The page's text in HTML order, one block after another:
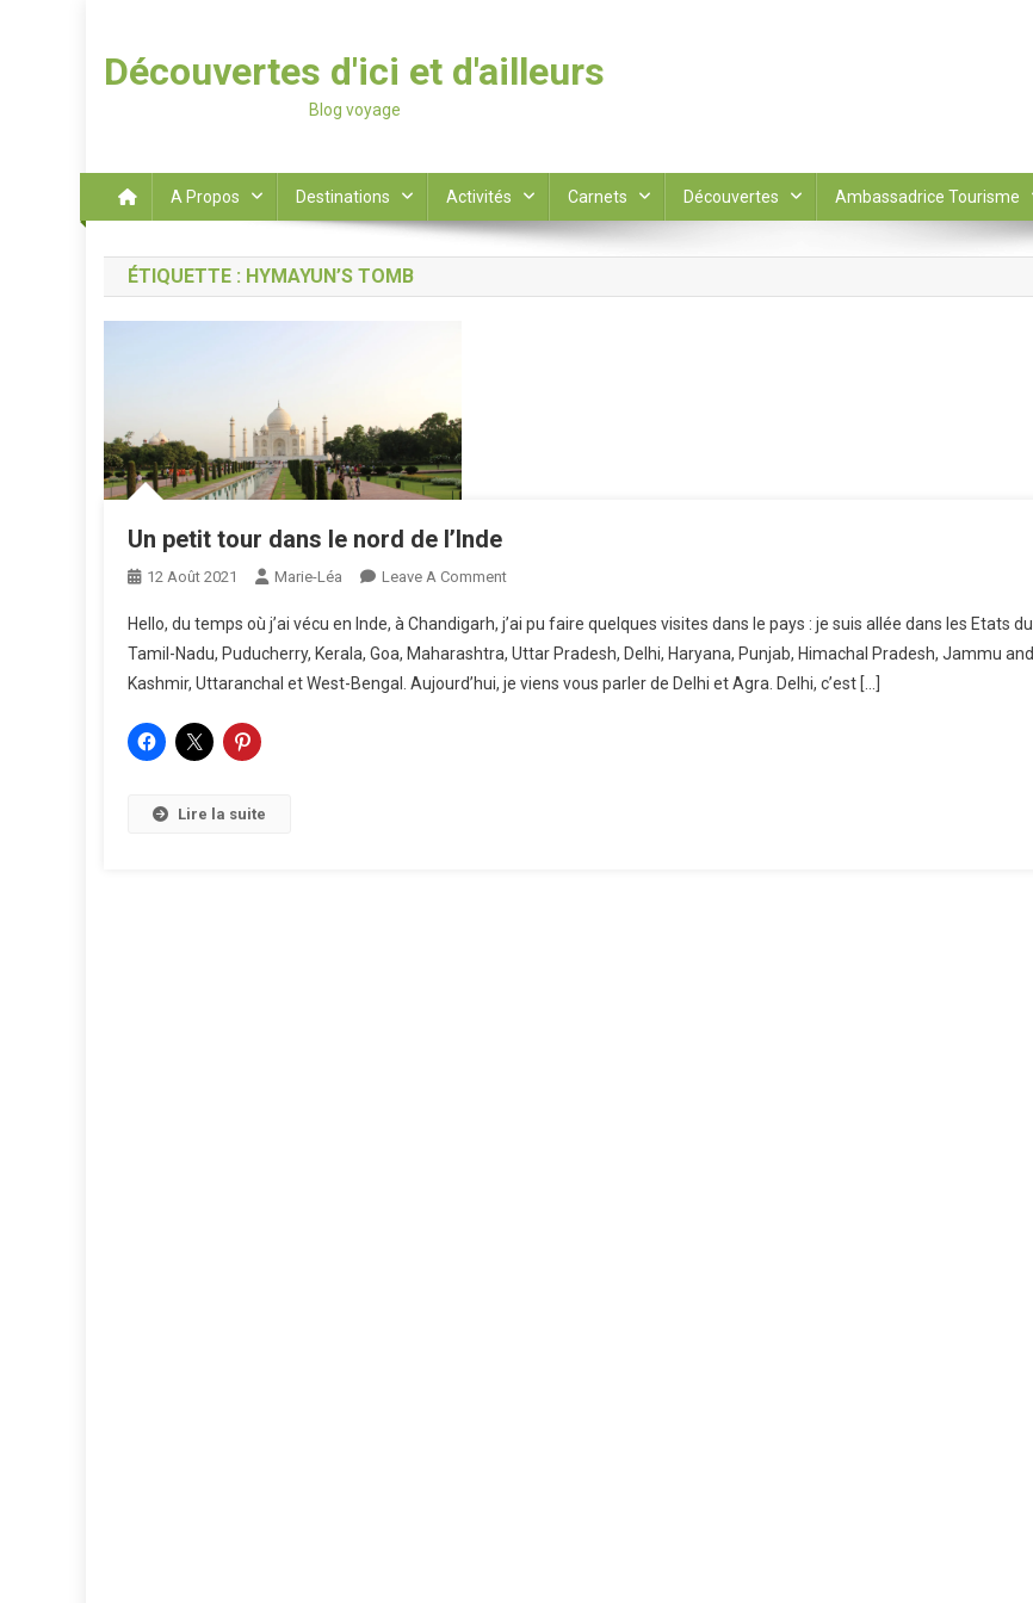
Découvertes d'ici et d'ailleurs
Blog voyage
A Propos Destinations Activités Carnets Découvertes Ambassadrice Tourisme
ÉTIQUETTE : HYMAYUN’S TOMB
Un petit tour dans le nord de l’Inde
12 Août 2021 Marie-Léa Leave A CommentOn
Petit
Tour
Dans
Hello, du temps où j’ai vécu en Inde, à Chandigarh, j’ai pu faire quelques visites dans le pays : je suis allée dans les Etats du
Tamil-Nadu, Puducherry, Kerala, Goa, Maharashtra, Uttar Pradesh, Delhi, Haryana, Punjab, Himachal Pradesh, Jammu and
Kashmir, Uttaranchal et West-Bengal. Aujourd’hui, je viens vous parler de Delhi et Agra. Delhi, c’est […]
Lire la suite